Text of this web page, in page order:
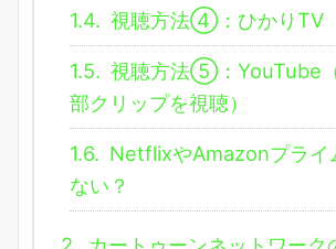
1.4. 視聴方法④：ひかりTV
1.5. 視聴方法⑤：YouTube
部クリップを視聴）
1.6. NetflixやAmazonプライ
ない？